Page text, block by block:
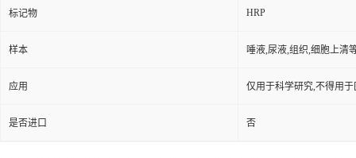
标记物 HRP
样本 唾液,尿液,组织,细胞上清
应用 仅用于科学研究,不得用
是否进口 否